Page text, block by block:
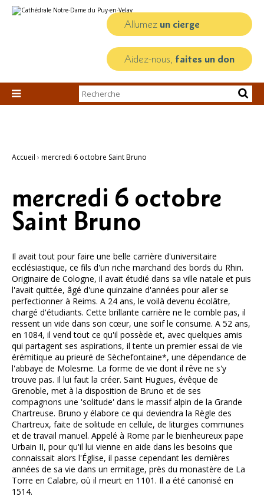
au
personnels
Allumez un cierge
Aidez-nous, faites un don

Chercher par
Recherche
Accueil › mercredi 6 octobre Saint Bruno
mercredi 6 octobre
Saint Bruno
Il avait tout pour faire une belle carrière d'universitaire
ecclésiastique, ce fils d'un riche marchand des bords du Rhin.
Originaire de Cologne, il avait étudié dans sa ville natale et puis
l'avait quittée, âgé d'une quinzaine d'années pour aller se
perfectionner à Reims. A 24 ans, le voilà devenu écolâtre,
chargé d'étudiants. Cette brillante carrière ne le comble pas, il
ressent un vide dans son cœur, une soif le consume. A 52 ans,
en 1084, il vend tout ce qu'il possède et, avec quelques amis
qui partagent ses aspirations, il tente un premier essai de vie
érémitique au prieuré de Sèchefontaine*, une dépendance de
l'abbaye de Molesme. La forme de vie dont il rêve ne s'y
trouve pas. Il lui faut la créer. Saint Hugues, évêque de
Grenoble, met à la disposition de Bruno et de ses
compagnons une 'solitude' dans le massif alpin de la Grande
Chartreuse. Bruno y élabore ce qui deviendra la Règle des
Chartreux, faite de solitude en cellule, de liturgies communes
et de travail manuel. Appelé à Rome par le bienheureux pape
Urbain II, pour qu'il lui vienne en aide dans les besoins que
connaissait alors l'Église, il passe cependant les dernières
années de sa vie dans un ermitage, près du monastère de La
Torre en Calabre, où il meurt en 1101. Il a été canonisé en
1514.